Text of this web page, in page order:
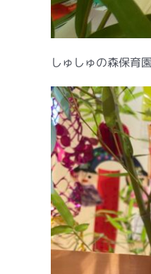
しゅしゅの森保育